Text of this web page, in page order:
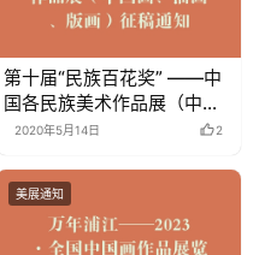
第十届“民族百花奖” ——中
国各民族美术作品展（中国
画、油画、版画）征稿通知
2020年5月14日 2
美展通知